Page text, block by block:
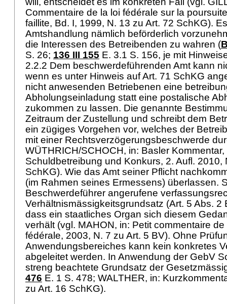
Commentaire de la loi fédérale sur la
faillite, Bd. I, 1999, N. 13 zu Art. 72 SchKG).
Amtshandlung nämlich beförderlich
die Interessen des Betreibenden zu wahren (
S. 26; 136 III 155 E. 3.1 S. 156, je mit
2.2.2 Dem beschwerdeführenden Amt kann
wenn es unter Hinweis aufArt. 71 SchKG
nicht anwesenden Betriebenen eine
Abholungseinladung statt eine postalische
zukommen zu lassen. Die genannte
Zeitraum der Zustellung und schreibt dem
ein zügiges Vorgehen vor, welches der
mit einer Rechtsverzögerungsbeschwerde
WÜTHRICH/SCHOCH, in: Basler
Schuldbetreibung und Konkurs, 2. Aufl.
SchKG). Wie das Amt seiner Pflicht
(im Rahmen seines Ermessens) überlassen.
Beschwerdeführer angerufene
Verhältnismässigkeitsgrundsatz (Art. 5 Abs. 2
dass ein staatliches Organ sich diesem
verhält (vgl. MAHON, in: Petit commentaire
fédérale, 2003, N. 7 zu Art. 5 BV). Ohne
Anwendungsbereiches kann kein konkretes
abgeleitet werden. In Anwendung der GebV
streng beachtete Grundsatz der
476 E. 1 S. 478; WALTHER, in:
zu Art. 16 SchKG).